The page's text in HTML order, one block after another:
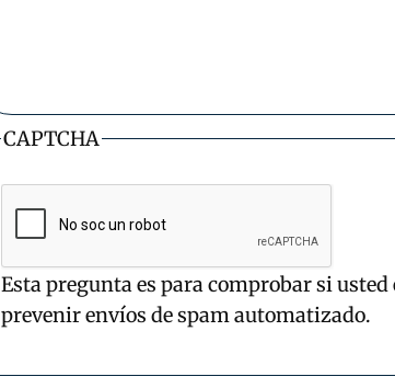
CAPTCHA
Esta pregunta es para comprobar si
prevenir envíos de spam automatizado.